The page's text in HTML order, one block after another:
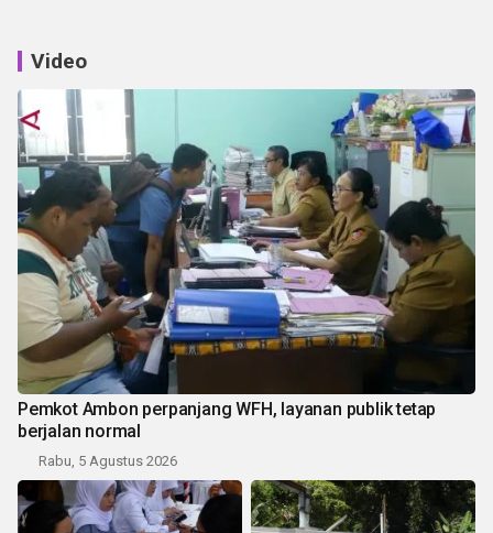
Video
Pemkot Ambon perpanjang WFH, layanan publik tetap
berjalan normal
Rabu, 5 Agustus 2026